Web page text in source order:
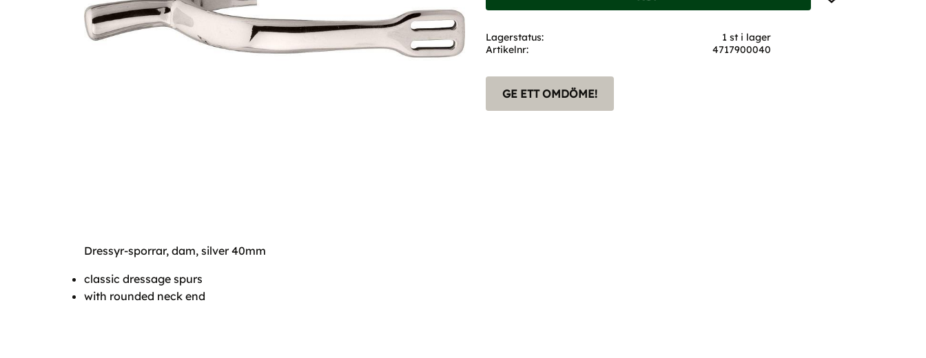
Lagerstatus
1 st i lager
Artikelnr
4717900040
GE ETT OMDÖME!
Dressyr-sporrar, dam, silver 40mm
classic dressage spurs
with rounded neck end